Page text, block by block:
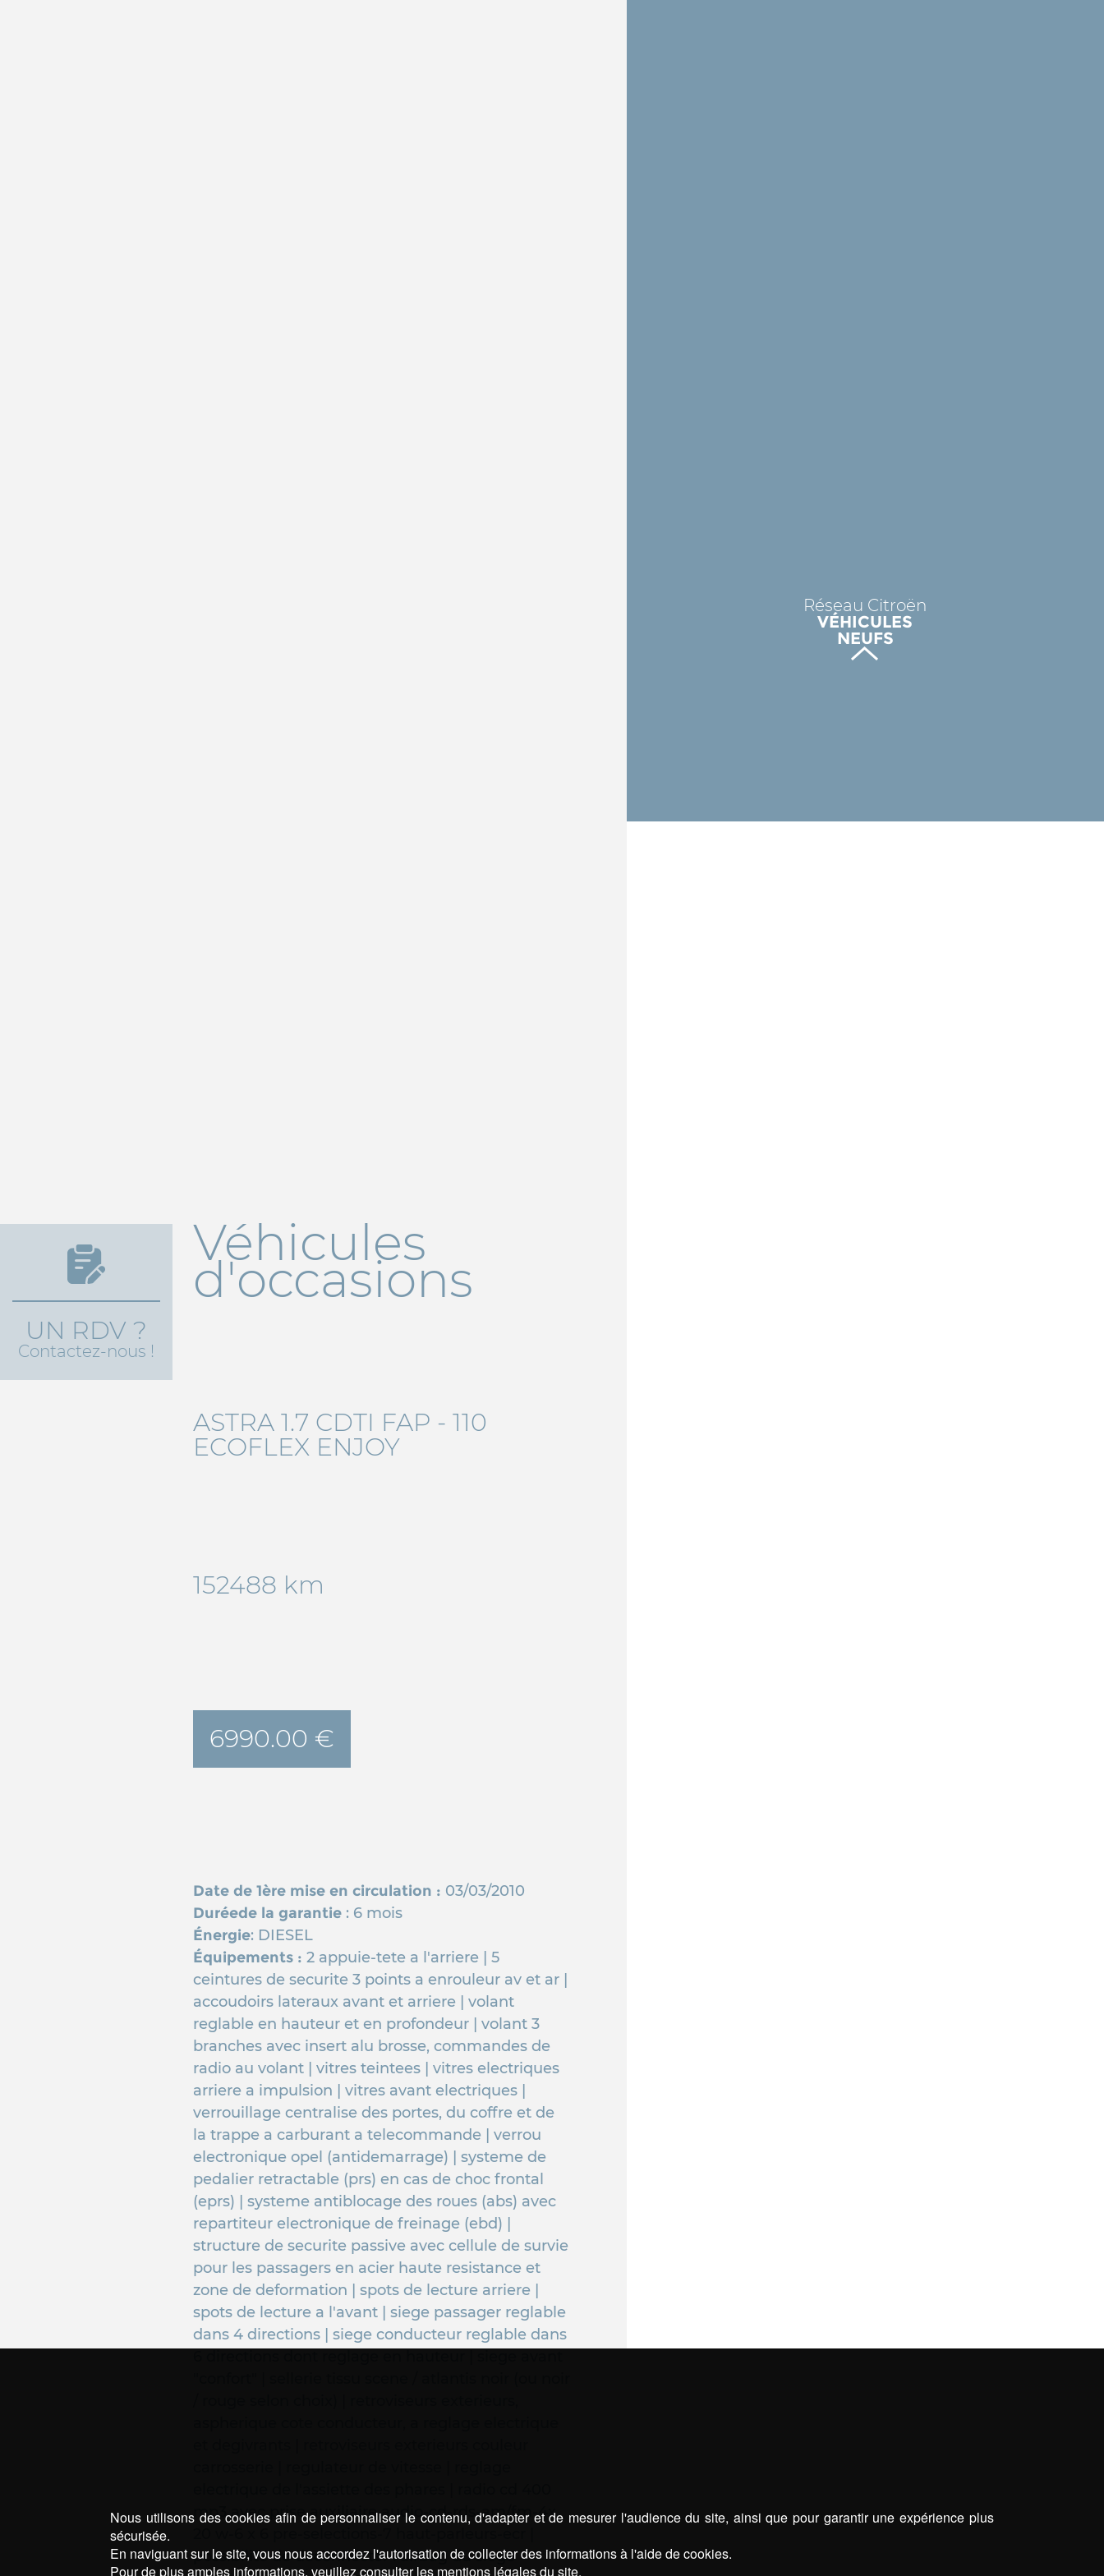
Véhicules
d'occasions
ASTRA 1.7 CDTI FAP - 110
ECOFLEX ENJOY
152488 km
6990.00 €
Date de 1ère mise en circulation : 03/03/2010
Duréede la garantie : 6 mois
Énergie: DIESEL
Équipements :2 appuie-tete a l'arriere | 5
ceintures de securite 3 points a enrouleur av et ar |
accoudoirs lateraux avant et arriere | volant
reglable en hauteur et en profondeur | volant 3
branches avec insert alu brosse, commandes de
radio au volant | vitres teintees | vitres electriques
arriere a impulsion | vitres avant electriques |
verrouillage centralise des portes, du coffre et de
la trappe a carburant a telecommande | verrou
electronique opel (antidemarrage) | systeme de
pedalier retractable (prs) en cas de choc frontal
(eprs) | systeme antiblocage des roues (abs) avec
repartiteur electronique de freinage (ebd) |
structure de securite passive avec cellule de survie
pour les passagers en acier haute resistance et
zone de deformation | spots de lecture arriere |
spots de lecture a l'avant | siege passager reglable
dans 4 directions | siege conducteur reglable dans
mp3 avec prise auxiliaire audio-cd-rds-am/fm-4x
possibilite de deconnecter l'airbag du siege
UN RDV ?
Contactez-nous !
Réseau Citroën
VÉHICULES
NEUFS
Nous utilisons des cookies afin de personnaliser le contenu, d'adapter et de mesurer l'audience du site, ainsi que pour garantir une expérience plus
sécurisée.
En naviguant sur le site, vous nous accordez l'autorisation de collecter des informations à l'aide de cookies.
Pour de plus amples informations, veuillez consulter les mentions légales du site.